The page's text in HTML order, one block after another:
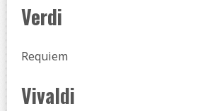
Verdi
Requiem
Vivaldi